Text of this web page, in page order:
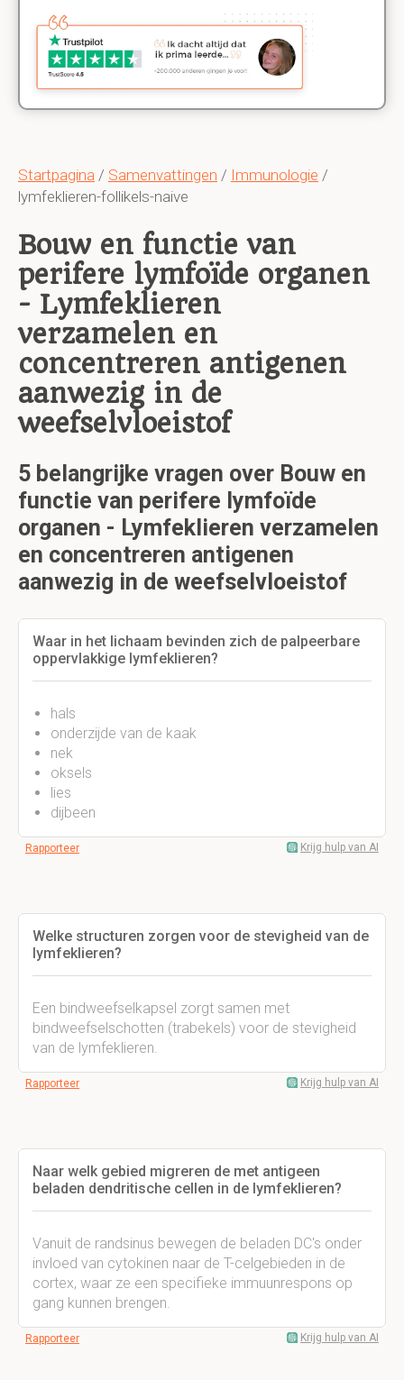
Startpagina / Samenvattingen / Immunologie /
lymfeklieren-follikels-naive
Bouw en functie van
perifere lymfoïde organen
- Lymfeklieren
verzamelen en
concentreren antigenen
aanwezig in de
weefselvloeistof
5 belangrijke vragen over Bouw en
functie van perifere lymfoïde
organen - Lymfeklieren verzamelen
en concentreren antigenen
aanwezig in de weefselvloeistof
Waar in het lichaam bevinden zich de palpeerbare
oppervlakkige lymfeklieren?
hals
onderzijde van de kaak
nek
oksels
lies
dijbeen
Rapporteer Krijg hulp van AI
Welke structuren zorgen voor de stevigheid van de
lymfeklieren?
Een bindweefselkapsel zorgt samen met
bindweefselschotten (trabekels) voor de stevigheid
van de lymfeklieren.
Rapporteer Krijg hulp van AI
Naar welk gebied migreren de met antigeen
beladen dendritische cellen in de lymfeklieren?
Vanuit de randsinus bewegen de beladen DC's onder
invloed van cytokinen naar de T-celgebieden in de
cortex, waar ze een specifieke immuunrespons op
gang kunnen brengen.
Rapporteer Krijg hulp van AI